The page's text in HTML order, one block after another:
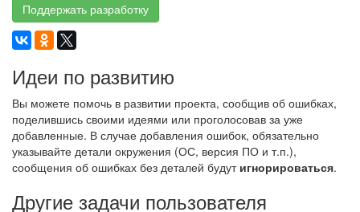
Поддержать разработку
Идеи по развитию
Вы можете помочь в развитии проекта, сообщив об ошибках,
поделившись своими идеями или проголосовав за уже
добавленные. В случае добавления ошибок, обязательно
указывайте детали окружения (ОС, версия ПО и т.п.),
сообщения об ошибках без деталей будут игнорироваться.
Другие задачи пользователя